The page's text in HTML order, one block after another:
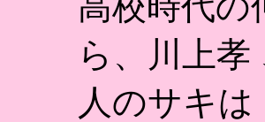
ら、川上
人のサキ